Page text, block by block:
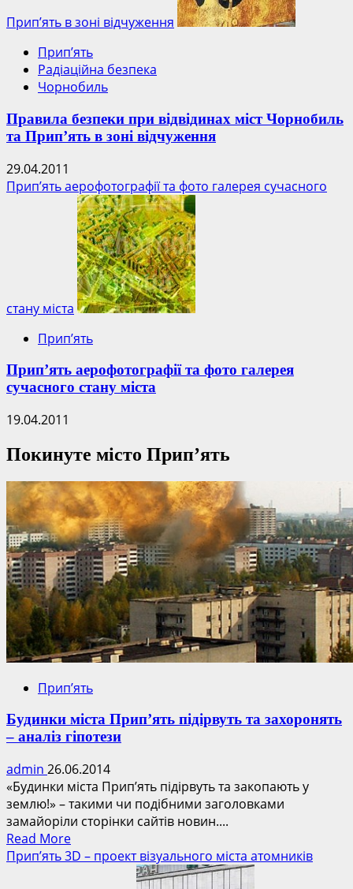
Прип’ять в зоні відчуження
Прип’ять
Радіаційна безпека
Чорнобиль
Правила безпеки при відвідинах міст Чорнобиль
та Прип’ять в зоні відчуження
29.04.2011
Прип’ять аерофотографії та фото галерея сучасного
стану міста
Прип’ять
Прип’ять аерофотографії та фото галерея
сучасного стану міста
19.04.2011
Покинуте місто Прип’ять
Прип’ять
Будинки міста Прип’ять підірвуть та захоронять
– аналіз гіпотези
admin 26.06.2014
«Будинки міста Прип’ять підірвуть та закопають у
землю!» – такими чи подібними заголовками
замайоріли сторінки сайтів новин....
Read MoreRead
more
Прип’ять 3D – проект візуального міста атомників